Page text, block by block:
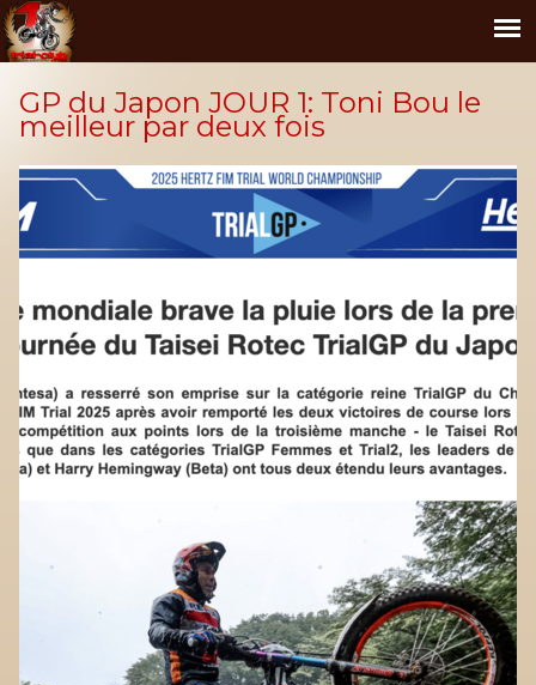
GP du Japon JOUR 1: Toni Bou le
meilleur par deux fois